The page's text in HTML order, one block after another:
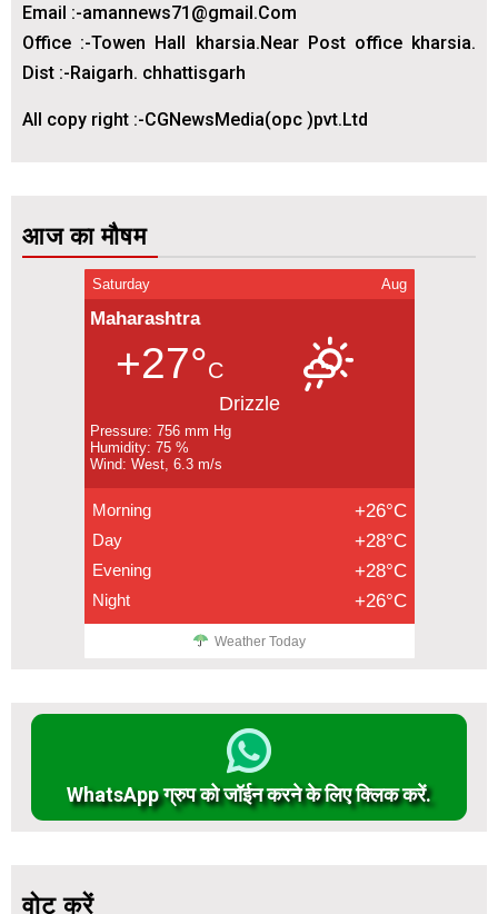
Email :-amannews71@gmail.Com
Office :-Towen Hall kharsia.Near Post office kharsia.
Dist :-Raigarh. chhattisgarh
All copy right :-CGNewsMedia(opc )pvt.Ltd
आज का मौषम
Saturday Aug
Maharashtra
+27°C
Drizzle
Pressure: 756 mm Hg
Humidity: 75 %
Wind: West, 6.3 m/s
Morning +26°C
Day +28°C
Evening +28°C
Night +26°C
Weather Today
WhatsApp ग्रुप को जॉईन करने के लिए क्लिक करें.
वोट करें